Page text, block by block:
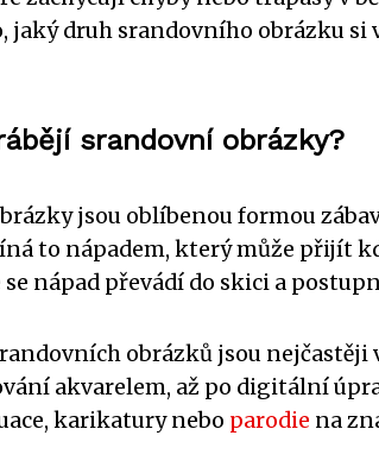
jaký druh srandovního obrázku si
srandovní obrázky?
jsou oblíbenou formou
to nápadem, který může přijít
nápad převádí do skici a
obrázků jsou
akvarelem, až po digitální
karikatury nebo parodie na